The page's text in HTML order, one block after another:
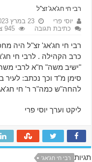
רבי חי חג'אג' זצ"ל
יוסי פרי 23 במרץ 2023
כתיבת תגובה
945 צפיות
רבי חי חג'אג' זצ"ל היה
כרב הקהילה . לרבי חי
"ישיב משה" ח"א לרבי
להחה"ש כמה"ר ר' חי
ליקט וערך יוסי פרי
תגיות רבי חי חג'אג'